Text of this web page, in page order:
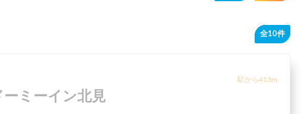
全10件
駅から413m
ーミーイン北見